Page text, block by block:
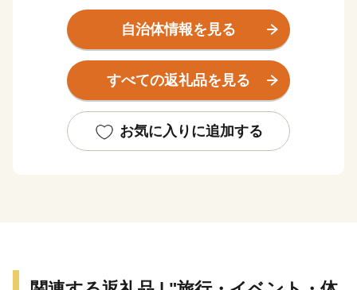
温帯気候の北限であると同時に、亜寒帯気候の南限に位
置し、年間の平均気温は６～10℃程度、平均降水量は
700～1,700mm程度と、冷涼低湿で梅雨や台風の影響も
ほとんどありません。
が咲くさわやかな夏。川にサケが遡上し、山々が赤や黄
に染まる紅葉の秋。そして、スキー、スケート、スノー
自治体情報を見る
すべての返礼品を見る
お気に入りに追加する